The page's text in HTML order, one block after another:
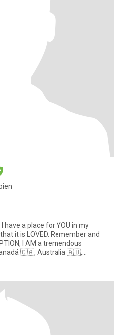
a place for YOU in my
it is LOVED. Remember and
I AM a tremendous